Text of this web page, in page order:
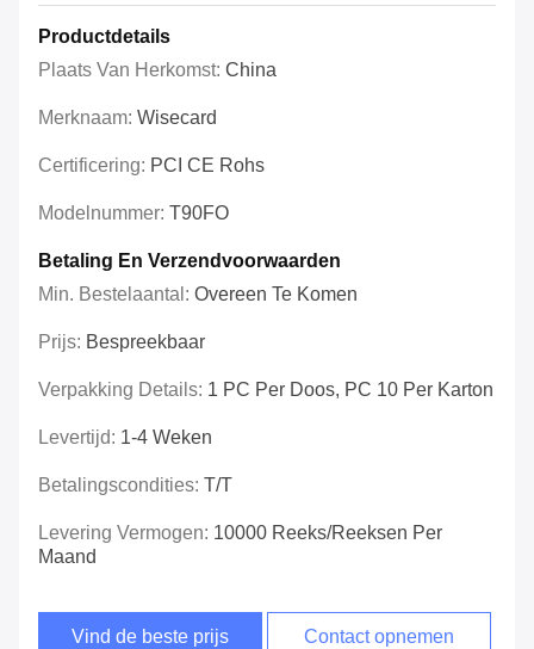
Productdetails
Plaats Van Herkomst: China
Merknaam: Wisecard
Certificering: PCI CE Rohs
Modelnummer: T90FO
Betaling En Verzendvoorwaarden
Min. Bestelaantal: Overeen Te Komen
Prijs: Bespreekbaar
Verpakking Details: 1 PC Per Doos, PC 10 Per Karton
Levertijd: 1-4 Weken
Betalingscondities: T/T
Levering Vermogen: 10000 Reeks/Reeksen Per
Maand
Vind de beste prijs Contact opnemen